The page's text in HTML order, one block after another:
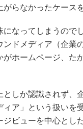
らなかったケース
なってしまうので
ドメディア（企業
がホームページ、た
しか認識されず、
ア」という扱いを
ビューを中心とし